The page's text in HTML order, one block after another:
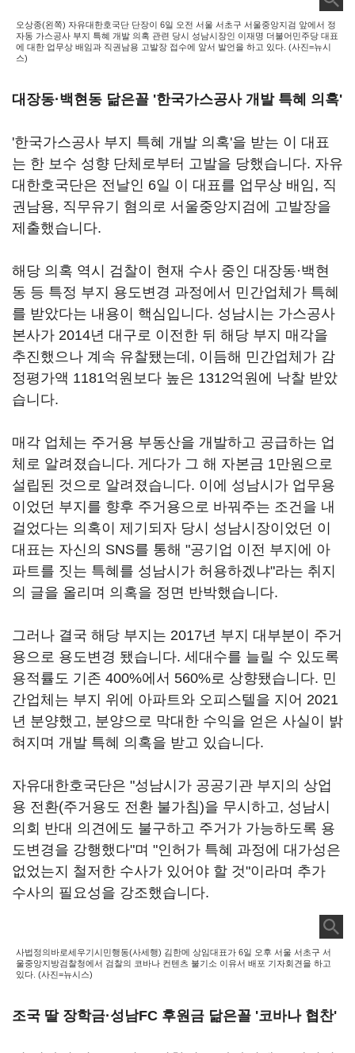
오상종(왼쪽) 자유대한호국단 단장이 6일 오전 서울 서초구 서울중앙지검 앞에서 정
자동 가스공사 부지 특혜 개발 의혹 관련 당시 성남시장인 이재명 더불어민주당 대표
에 대한 업무상 배임과 직권남용 고발장 접수에 앞서 발언을 하고 있다. (사진=뉴시
스)
대장동·백현동 닮은꼴 '한국가스공사 개발 특혜 의혹'
'한국가스공사 부지 특혜 개발 의혹'을 받는 이 대표
는 한 보수 성향 단체로부터 고발을 당했습니다. 자유
대한호국단은 전날인 6일 이 대표를 업무상 배임, 직
권남용, 직무유기 혐의로 서울중앙지검에 고발장을
제출했습니다.
해당 의혹 역시 검찰이 현재 수사 중인 대장동·백현
동 등 특정 부지 용도변경 과정에서 민간업체가 특혜
를 받았다는 내용이 핵심입니다. 성남시는 가스공사
본사가 2014년 대구로 이전한 뒤 해당 부지 매각을
추진했으나 계속 유찰됐는데, 이듬해 민간업체가 감
정평가액 1181억원보다 높은 1312억원에 낙찰 받았
습니다.
매각 업체는 주거용 부동산을 개발하고 공급하는 업
체로 알려졌습니다. 게다가 그 해 자본금 1만원으로
설립된 것으로 알려졌습니다. 이에 성남시가 업무용
이었던 부지를 향후 주거용으로 바꿔주는 조건을 내
걸었다는 의혹이 제기되자 당시 성남시장이었던 이
대표는 자신의 SNS를 통해 "공기업 이전 부지에 아
파트를 짓는 특혜를 성남시가 허용하겠냐"라는 취지
의 글을 올리며 의혹을 정면 반박했습니다.
그러나 결국 해당 부지는 2017년 부지 대부분이 주거
용으로 용도변경 됐습니다. 세대수를 늘릴 수 있도록
용적률도 기존 400%에서 560%로 상향됐습니다. 민
간업체는 부지 위에 아파트와 오피스텔을 지어 2021
년 분양했고, 분양으로 막대한 수익을 얻은 사실이 밝
혀지며 개발 특혜 의혹을 받고 있습니다.
자유대한호국단은 "성남시가 공공기관 부지의 상업
용 전환(주거용도 전환 불가침)을 무시하고, 성남시
의회 반대 의견에도 불구하고 주거가 가능하도록 용
도변경을 강행했다"며 "인허가 특혜 과정에 대가성은
없었는지 철저한 수사가 있어야 할 것"이라며 추가
수사의 필요성을 강조했습니다.
사법정의바로세우기시민행동(사세행) 김한메 상임대표가 6일 오후 서울 서초구 서
울중앙지방검찰청에서 검찰의 코바나 컨텐츠 불기소 이유서 배포 기자회견을 하고
있다. (사진=뉴시스)
조국 딸 장학금·성남FC 후원금 닮은꼴 '코바나 협찬'